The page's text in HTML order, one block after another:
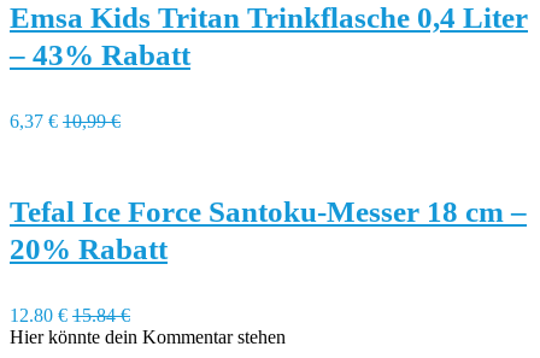
Emsa Kids Tritan Trinkflasche 0,4 Liter
– 43% Rabatt
6,37 € 10,99 €
Tefal Ice Force Santoku-Messer 18 cm –
20% Rabatt
12.80 € 15.84 €
Hier könnte dein Kommentar stehen